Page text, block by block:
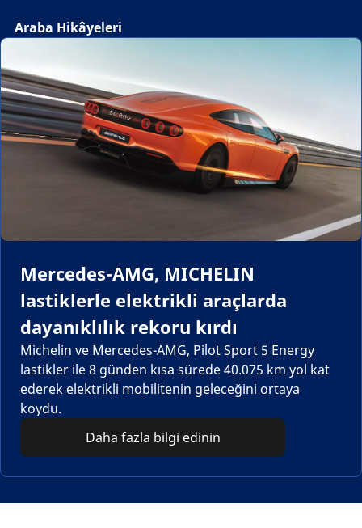
Araba Hikâyeleri
Mercedes-AMG, MICHELIN
lastiklerle elektrikli araçlarda
dayanıklılık rekoru kırdı
Michelin ve Mercedes-AMG, Pilot Sport 5 Energy
lastikler ile 8 günden kısa sürede 40.075 km yol kat
ederek elektrikli mobilitenin geleceğini ortaya
koydu.
Daha fazla bilgi edinin